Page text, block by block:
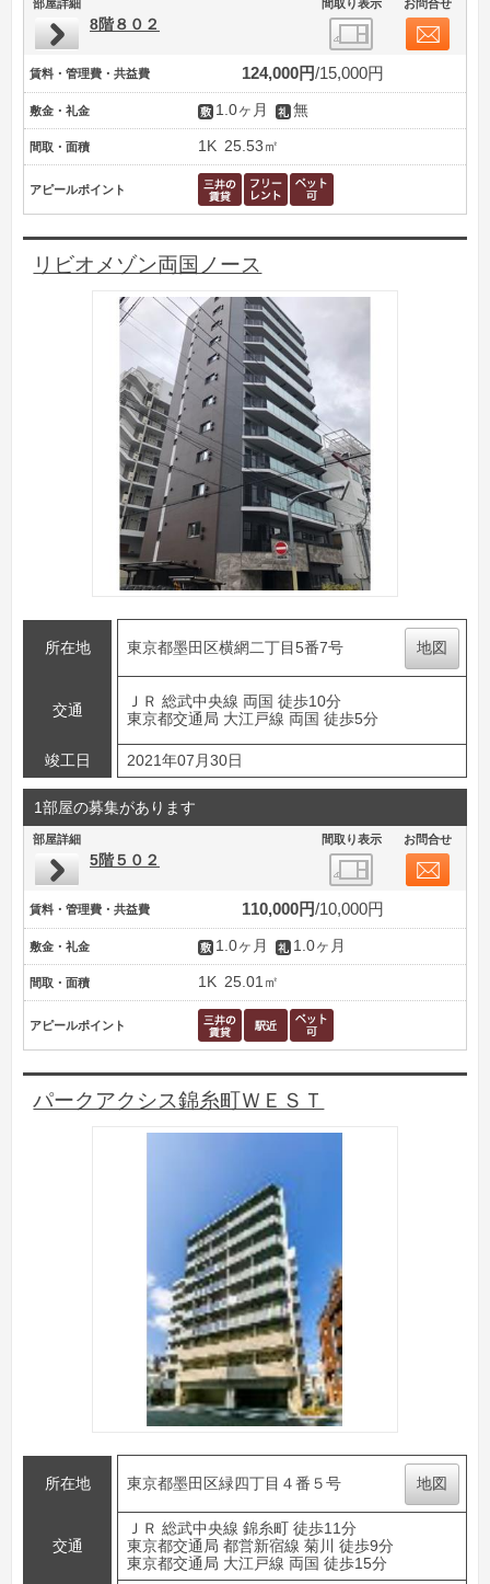
部屋詳細 間取り表示 お問合せ
8階８０２
賃料・管理費・共益費 124,000円 15,000円
敷金・礼金 1.0ヶ月 無
間取・面積 1K 25.53㎡
アピールポイント
リビオメゾン両国ノース
所在地 東京都墨田区横網二丁目5番7号 地図
交通
ＪＲ 総武中央線 両国 徒歩10分
東京都交通局 大江戸線 両国 徒歩5分
竣工日 2021年07月30日
1部屋の募集があります
部屋詳細 間取り表示 お問合せ
5階５０２
賃料・管理費・共益費 110,000円 10,000円
敷金・礼金 1.0ヶ月 1.0ヶ月
間取・面積 1K 25.01㎡
アピールポイント
パークアクシス錦糸町ＷＥＳＴ
所在地 東京都墨田区緑四丁目４番５号 地図
交通
ＪＲ 総武中央線 錦糸町 徒歩11分
東京都交通局 都営新宿線 菊川 徒歩9分
東京都交通局 大江戸線 両国 徒歩15分